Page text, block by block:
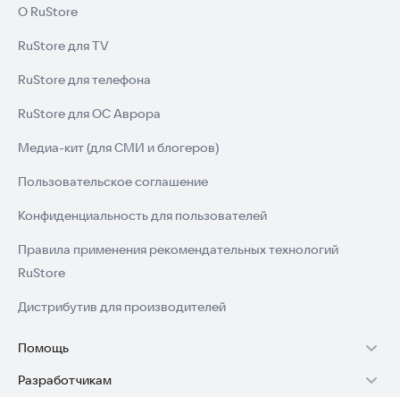
О RuStore
RuStore для TV
RuStore для телефона
RuStore для ОС Аврора
Медиа-кит (для СМИ и блогеров)
Пользовательское соглашение
Конфиденциальность для пользователей
Правила применения рекомендательных технологий
RuStore
Дистрибутив для производителей
Помощь
Установка RuStore на TV
Разработчикам